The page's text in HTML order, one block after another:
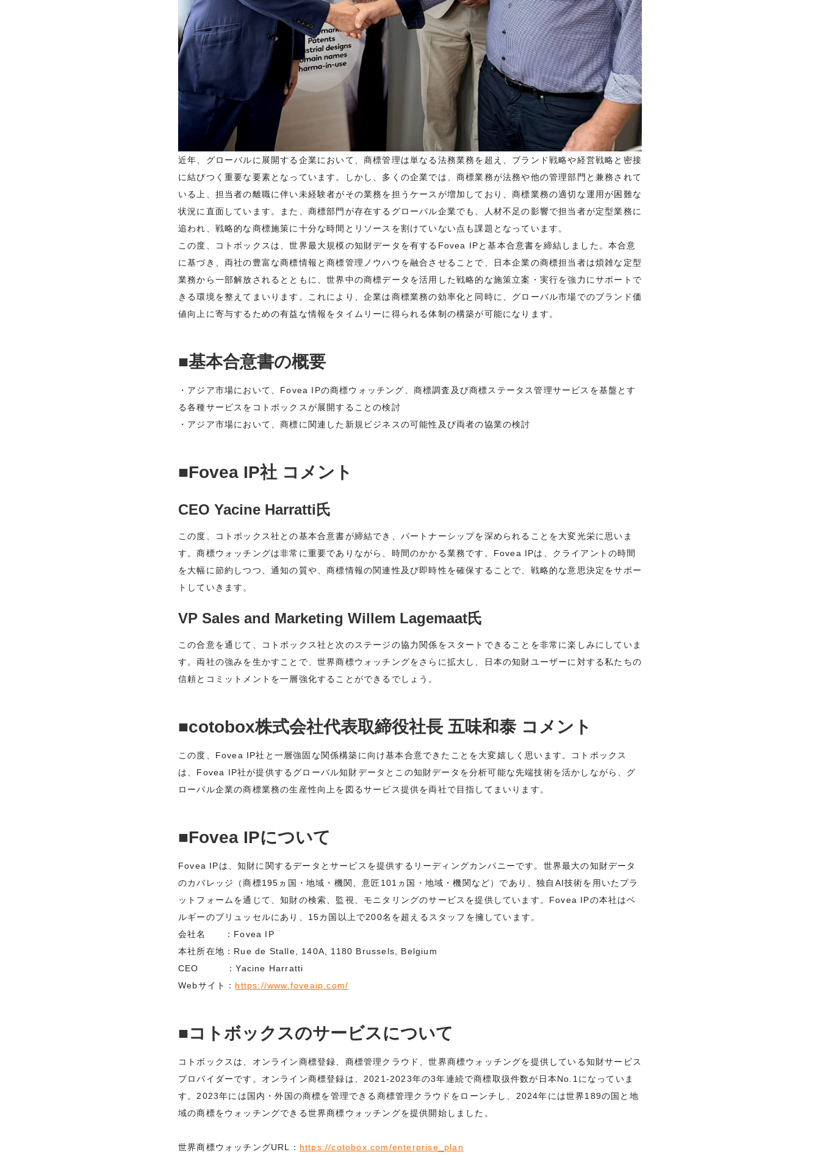
近年、グローバルに展開する企業において、商標管理は単なる法務業務を超え、ブランド戦略や経営戦略と密接
に結びつく重要な要素となっています。しかし、多くの企業では、商標業務が法務や他の管理部門と兼務されて
いる上、担当者の離職に伴い未経験者がその業務を担うケースが増加しており、商標業務の適切な運用が困難な
状況に直面しています。また、商標部門が存在するグローバル企業でも、人材不足の影響で担当者が定型業務に
追われ、戦略的な商標施策に十分な時間とリソースを割けていない点も課題となっています。
この度、コトボックスは、世界最大規模の知財データを有するFovea IPと基本合意書を締結しました。本合意
に基づき、両社の豊富な商標情報と商標管理ノウハウを融合させることで、日本企業の商標担当者は煩雑な定型
業務から一部解放されるとともに、世界中の商標データを活用した戦略的な施策立案・実行を強力にサポートで
きる環境を整えてまいります。これにより、企業は商標業務の効率化と同時に、グローバル市場でのブランド価
値向上に寄与するための有益な情報をタイムリーに得られる体制の構築が可能になります。
■基本合意書の概要
・アジア市場において、Fovea IPの商標ウォッチング、商標調査及び商標ステータス管理サービスを基盤とす
る各種サービスをコトボックスが展開することの検討
・アジア市場において、商標に関連した新規ビジネスの可能性及び両者の協業の検討
■Fovea IP社 コメント
CEO Yacine Harratti氏
この度、コトボックス社との基本合意書が締結でき、パートナーシップを深められることを大変光栄に思いま
す。商標ウォッチングは非常に重要でありながら、時間のかかる業務です。Fovea IPは、クライアントの時間
を大幅に節約しつつ、通知の質や、商標情報の関連性及び即時性を確保することで、戦略的な意思決定をサポー
トしていきます。
VP Sales and Marketing Willem Lagemaat氏
この合意を通じて、コトボックス社と次のステージの協力関係をスタートできることを非常に楽しみにしていま
す。両社の強みを生かすことで、世界商標ウォッチングをさらに拡大し、日本の知財ユーザーに対する私たちの
信頼とコミットメントを一層強化することができるでしょう。
■cotobox株式会社代表取締役社長 五味和泰 コメント
この度、Fovea IP社と一層強固な関係構築に向け基本合意できたことを大変嬉しく思います。コトボックス
は、Fovea IP社が提供するグローバル知財データとこの知財データを分析可能な先端技術を活かしながら、グ
ローバル企業の商標業務の生産性向上を図るサービス提供を両社で目指してまいります。
■Fovea IPについて
Fovea IPは、知財に関するデータとサービスを提供するリーディングカンパニーです。世界最大の知財データ
のカバレッジ（商標195ヵ国・地域・機関、意匠101ヵ国・地域・機関など）であり、独自AI技術を用いたプラ
ットフォームを通じて、知財の検索、監視、モニタリングのサービスを提供しています。Fovea IPの本社はベ
ルギーのブリュッセルにあり、15カ国以上で200名を超えるスタッフを擁しています。
会社名 ：Fovea IP
本社所在地：Rue de Stalle, 140A, 1180 Brussels, Belgium
CEO ：Yacine Harratti
Webサイト： https://www.foveaip.com/
■コトボックスのサービスについて
コトボックスは、オンライン商標登録、商標管理クラウド、世界商標ウォッチングを提供している知財サービス
プロバイダーです。オンライン商標登録は、2021-2023年の3年連続で商標取扱件数が日本No.1になっていま
す。2023年には国内・外国の商標を管理できる商標管理クラウドをローンチし、2024年には世界189の国と地
域の商標をウォッチングできる世界商標ウォッチングを提供開始しました。
世界商標ウォッチングURL： https://cotobox.com/enterprise_plan